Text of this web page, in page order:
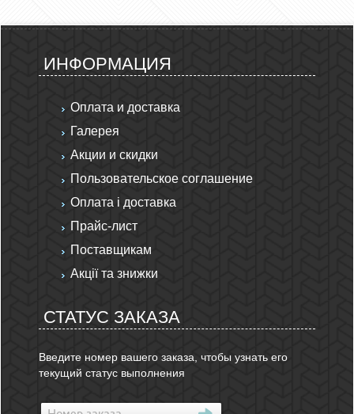
ИНФОРМАЦИЯ
Оплата и доставка
Галерея
Акции и скидки
Пользовательское соглашение
Оплата і доставка
Прайс-лист
Поставщикам
Акції та знижки
СТАТУС ЗАКАЗА
Введите номер вашего заказа, чтобы узнать его
текущий статус выполнения